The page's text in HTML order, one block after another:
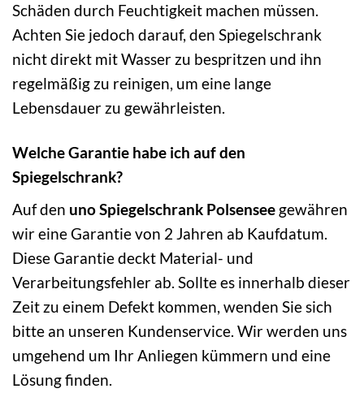
Schäden durch Feuchtigkeit machen müssen.
Achten Sie jedoch darauf, den Spiegelschrank
nicht direkt mit Wasser zu bespritzen und ihn
regelmäßig zu reinigen, um eine lange
Lebensdauer zu gewährleisten.
Welche Garantie habe ich auf den
Spiegelschrank?
Auf den uno Spiegelschrank Polsensee gewähren
wir eine Garantie von 2 Jahren ab Kaufdatum.
Diese Garantie deckt Material- und
Verarbeitungsfehler ab. Sollte es innerhalb dieser
Zeit zu einem Defekt kommen, wenden Sie sich
bitte an unseren Kundenservice. Wir werden uns
umgehend um Ihr Anliegen kümmern und eine
Lösung finden.